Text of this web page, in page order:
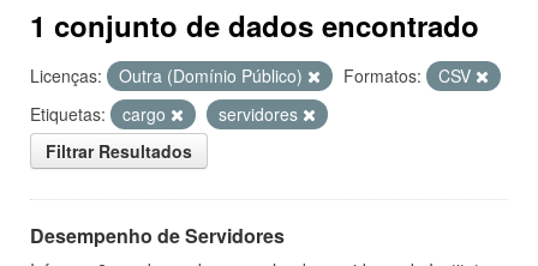
1 conjunto de dados encontrado
Licenças: Outra (Domínio Público) Formatos:
CSV
Etiquetas:
cargo
servidores
Filtrar Resultados
Desempenho de Servidores